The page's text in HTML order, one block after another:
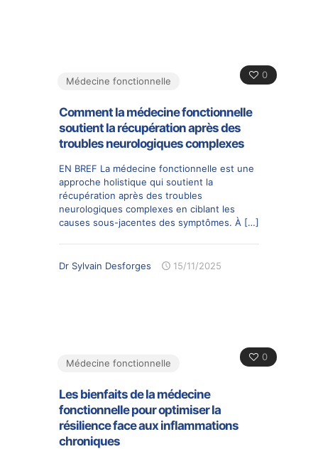
0
Médecine fonctionnelle
Comment la médecine fonctionnelle
soutient la récupération après des
troubles neurologiques complexes
EN BREF La médecine fonctionnelle est une
approche holistique qui soutient la
récupération après des troubles
neurologiques complexes en ciblant les
causes sous-jacentes des symptômes. À […]
Dr Sylvain Desforges 15/11/2025
0
Médecine fonctionnelle
Les bienfaits de la médecine
fonctionnelle pour optimiser la
résilience face aux inflammations
chroniques